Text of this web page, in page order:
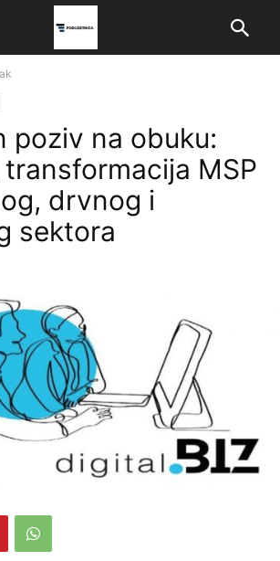
poziv na obuku:
MSP
drvnog i
sektora